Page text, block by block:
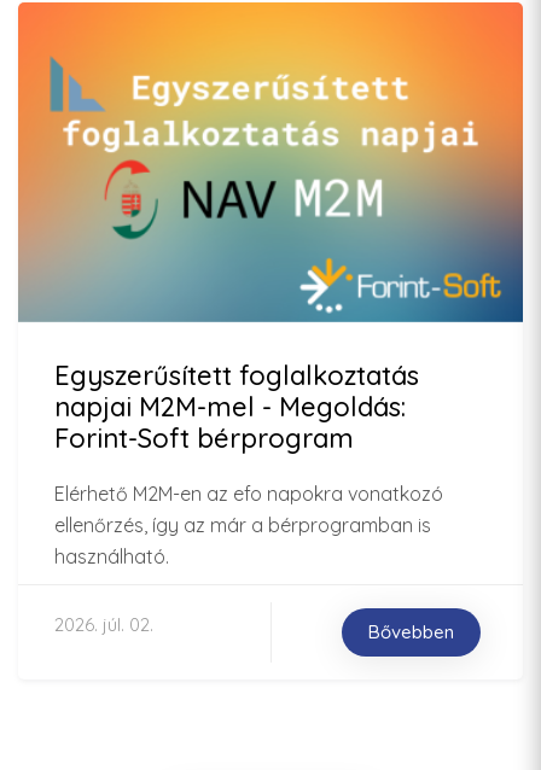
Egyszerűsített foglalkoztatás
napjai M2M-mel - Megoldás:
Forint-Soft bérprogram
Elérhető M2M-en az efo napokra vonatkozó
ellenőrzés, így az már a bérprogramban is
használható.
2026. júl. 02. Bővebben